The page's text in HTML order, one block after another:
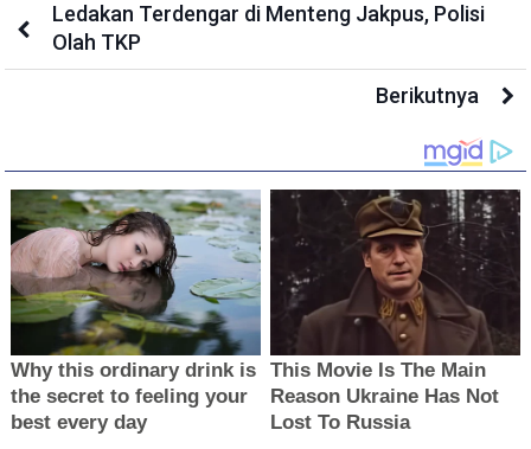
Ledakan Terdengar di Menteng Jakpus, Polisi
Olah TKP
Berikutnya